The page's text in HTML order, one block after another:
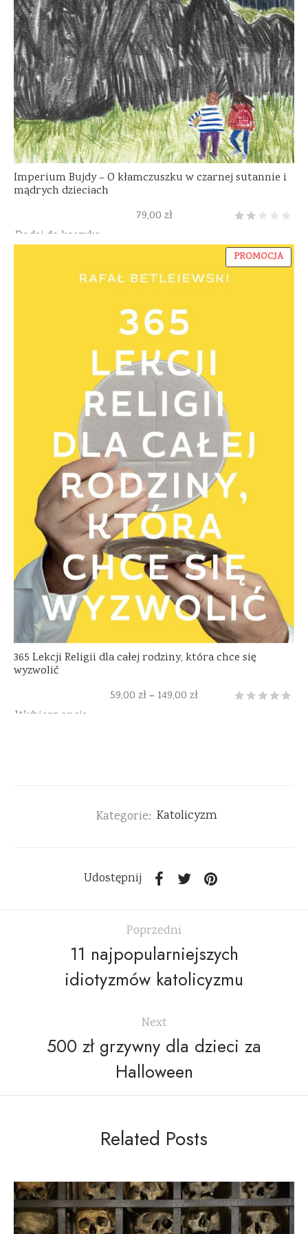
Imperium Bujdy – O kłamczuszku w czarnej sutannie i
mądrych dzieciach
79,00 zł
Dodaj do koszyka
PROMOCJA
W
365 Lekcji Religii dla całej rodziny, która chce się
wyzwolić
59,00 zł– 149,00 zł
Wybierz opcje
Kategorie: Katolicyzm
Udostępnij
Poprzedni
11 najpopularniejszych
idiotyzmów katolicyzmu
Next
500 zł grzywny dla dzieci za
Halloween
Related Posts